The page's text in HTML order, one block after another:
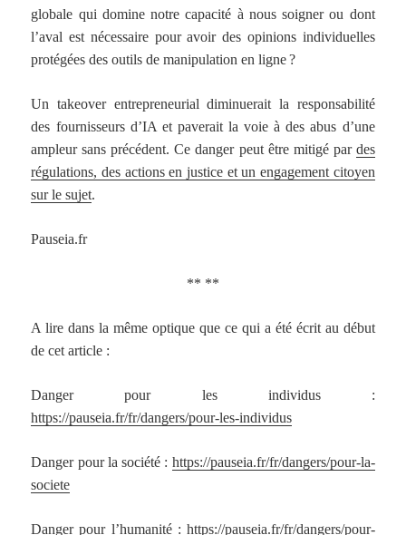
globale qui domine notre capacité à nous soigner ou dont
l’aval est nécessaire pour avoir des opinions individuelles
protégées des outils de manipulation en ligne ?
Un takeover entrepreneurial diminuerait la responsabilité
des fournisseurs d’IA et paverait la voie à des abus d’une
ampleur sans précédent. Ce danger peut être mitigé par des
régulations, des actions en justice et un engagement citoyen
sur le sujet.
Pauseia.fr
** **
A lire dans la même optique que ce qui a été écrit au début
de cet article :
Danger pour les individus :
https://pauseia.fr/fr/dangers/pour-les-individus
Danger pour la société : https://pauseia.fr/fr/dangers/pour-la-
societe
Danger pour l’humanité : https://pauseia.fr/fr/dangers/pour-